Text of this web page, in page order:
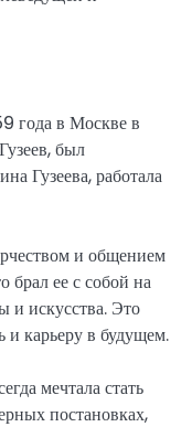
года в Москве в
был
Гузеева, работала
и общением
брал ее с собой на
и искусства. Это
и карьеру в будущем.
мечтала стать
постановках,